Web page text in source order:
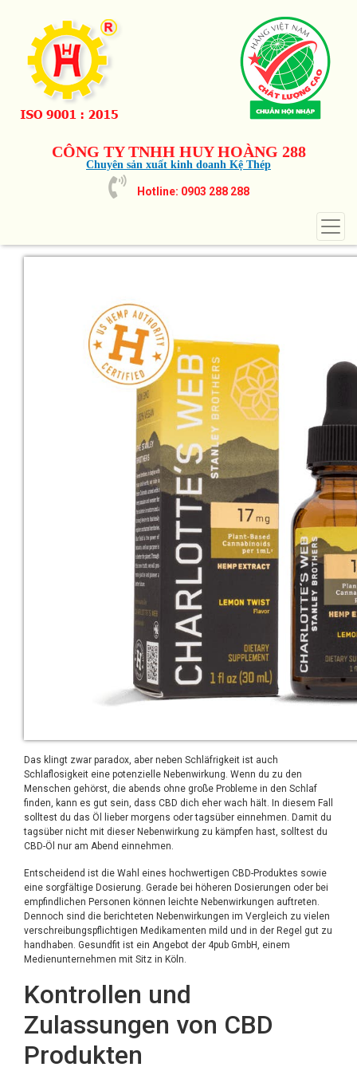
CÔNG TY TNHH HUY HOÀNG 288
Chuyên sản xuất kinh doanh Kệ Thép
Hotline: 0903 288 288
Das klingt zwar paradox, aber neben Schläfrigkeit ist auch
Schlaflosigkeit eine potenzielle Nebenwirkung. Wenn du zu den
Menschen gehörst, die abends ohne große Probleme in den Schlaf
finden, kann es gut sein, dass CBD dich eher wach hält. In diesem Fall
solltest du das Öl lieber morgens oder tagsüber einnehmen. Damit du
tagsüber nicht mit dieser Nebenwirkung zu kämpfen hast, solltest du
CBD-Öl nur am Abend einnehmen.
Entscheidend ist die Wahl eines hochwertigen CBD-Produktes sowie
eine sorgfältige Dosierung. Gerade bei höheren Dosierungen oder bei
empfindlichen Personen können leichte Nebenwirkungen auftreten.
Dennoch sind die berichteten Nebenwirkungen im Vergleich zu vielen
verschreibungspflichtigen Medikamenten mild und in der Regel gut zu
handhaben. Gesundfit ist ein Angebot der 4pub GmbH, einem
Medienunternehmen mit Sitz in Köln.
Kontrollen und
Zulassungen von CBD
Produkten